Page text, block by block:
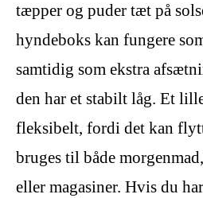
tæpper og puder tæt på
hyndeboks kan fungere
samtidig som ekstra
den har et stabilt låg. Et
fleksibelt, fordi det kan
bruges til både
eller magasiner. Hvis du